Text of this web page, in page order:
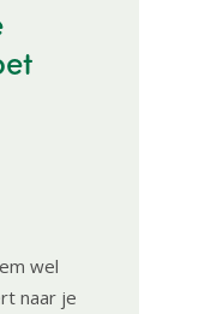
wel
naar je